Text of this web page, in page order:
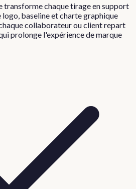
chaque tirage en support
baseline et charte graphique
collaborateur ou client repart
prolonge l'expérience de marque